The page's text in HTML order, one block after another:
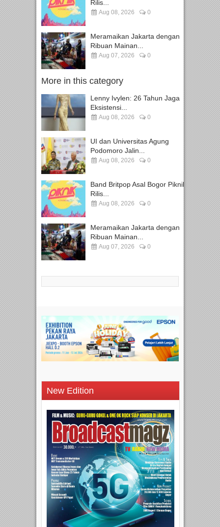
Rilis...
Aug 08, 2026 0
Meramaikan Jakarta dengan
Ribuan Mainan...
Aug 07, 2026 0
More in this category
Lenny Ivylen: 26 Tahun Jaga
Eksistensi...
Aug 08, 2026 0
UI dan Universitas Agung
Podomoro Jalin...
Aug 08, 2026 0
Band Britpop Asal Bogor Piknik
Rilis...
Aug 08, 2026 0
Meramaikan Jakarta dengan
Ribuan Mainan...
Aug 07, 2026 0
New Edition